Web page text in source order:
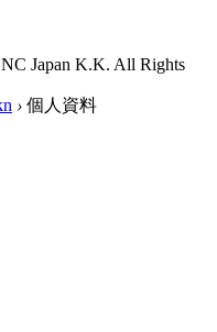
Japan K.K. All Rights
› 個人資料